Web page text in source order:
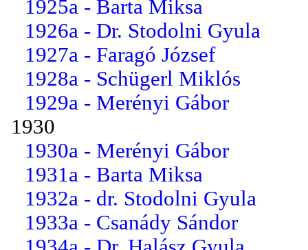
1925a - Barta Miksa
1926a - Dr. Stodolni Gyula
1927a - Faragó József
1928a - Schügerl Miklós
1929a - Merényi Gábor
1930
1930a - Merényi Gábor
1931a - Barta Miksa
1932a - dr. Stodolni Gyula
1933a - Csanády Sándor